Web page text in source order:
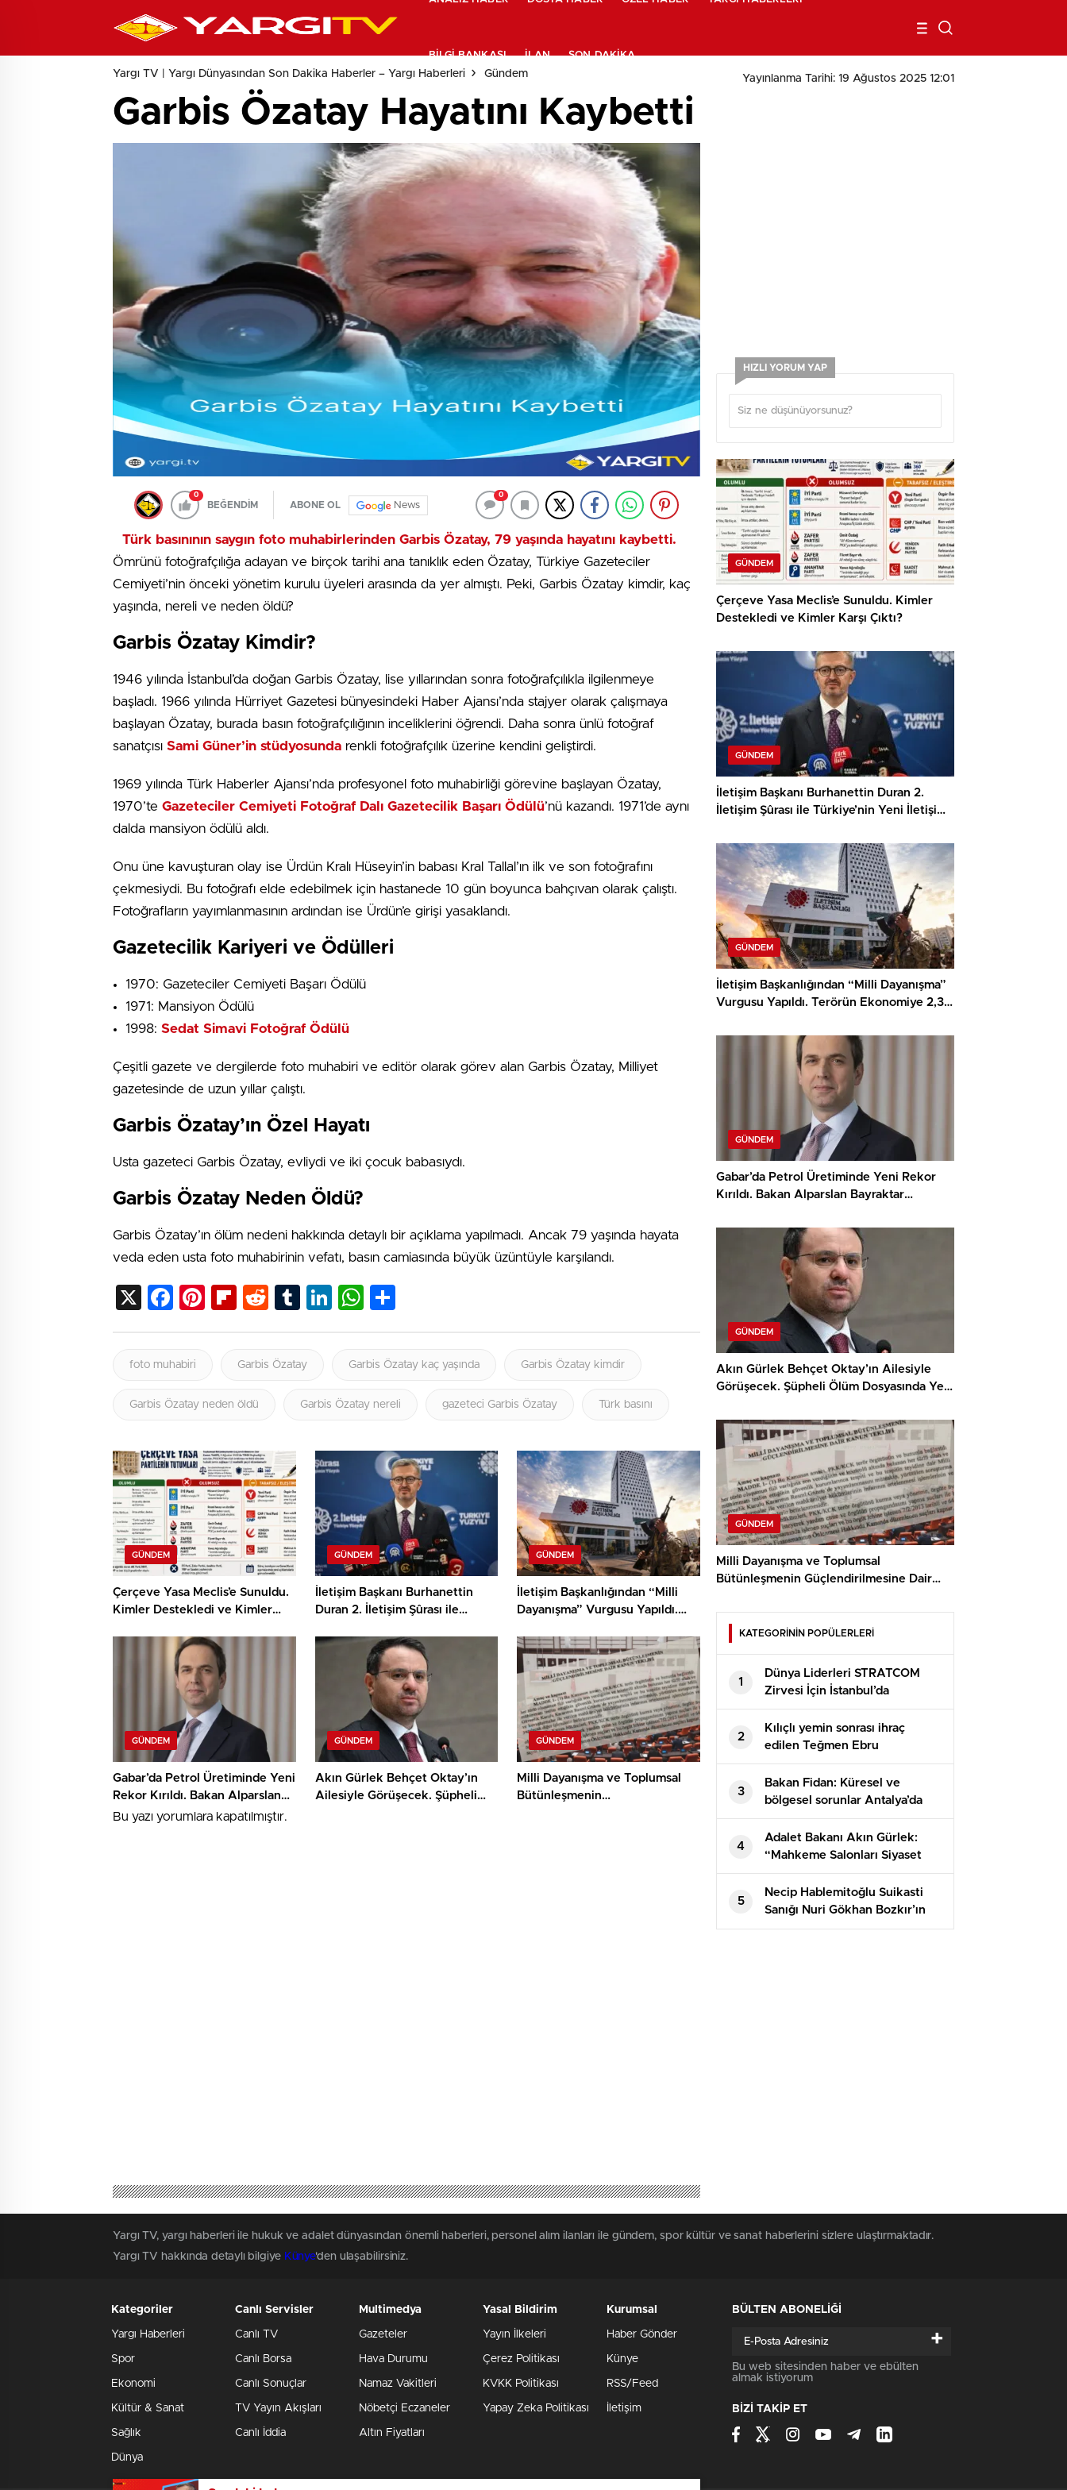
BILGI BANKASI İLAN SON DAKIKA
Yargı TV | Yargı Dünyasından Son Dakika Haberler – Yargı Haberleri Gündem Yayınlanma Tarihi: 19 Ağustos 2025 12:01
Garbis Özatay Hayatını Kaybetti
0
BEĞENDİM ABONE OL News
0
Türk basınının saygın foto muhabirlerinden Garbis Özatay, 79 yaşında hayatını kaybetti.
Ömrünü fotoğrafçılığa adayan ve birçok tarihi ana tanıklık eden Özatay, Türkiye Gazeteciler
Cemiyeti’nin önceki yönetim kurulu üyeleri arasında da yer almıştı. Peki, Garbis Özatay kimdir, kaç
yaşında, nereli ve neden öldü?
Garbis Özatay Kimdir?
1946 yılında İstanbul’da doğan Garbis Özatay, lise yıllarından sonra fotoğrafçılıkla ilgilenmeye
başladı. 1966 yılında Hürriyet Gazetesi bünyesindeki Haber Ajansı’nda stajyer olarak çalışmaya
başlayan Özatay, burada basın fotoğrafçılığının inceliklerini öğrendi. Daha sonra ünlü fotoğraf
sanatçısı Sami Güner’in stüdyosunda renkli fotoğrafçılık üzerine kendini geliştirdi.
1969 yılında Türk Haberler Ajansı’nda profesyonel foto muhabirliği görevine başlayan Özatay,
1970’te Gazeteciler Cemiyeti Fotoğraf Dalı Gazetecilik Başarı Ödülü’nü kazandı. 1971’de aynı
dalda mansiyon ödülü aldı.
Onu üne kavuşturan olay ise Ürdün Kralı Hüseyin’in babası Kral Tallal’ın ilk ve son fotoğrafını
çekmesiydi. Bu fotoğrafı elde edebilmek için hastanede 10 gün boyunca bahçıvan olarak çalıştı.
Fotoğrafların yayımlanmasının ardından ise Ürdün’e girişi yasaklandı.
Gazetecilik Kariyeri ve Ödülleri
1970: Gazeteciler Cemiyeti Başarı Ödülü
1971: Mansiyon Ödülü
1998: Sedat Simavi Fotoğraf Ödülü
Çeşitli gazete ve dergilerde foto muhabiri ve editör olarak görev alan Garbis Özatay, Milliyet
gazetesinde de uzun yıllar çalıştı.
Garbis Özatay’ın Özel Hayatı
Usta gazeteci Garbis Özatay, evliydi ve iki çocuk babasıydı.
Garbis Özatay Neden Öldü?
Garbis Özatay’ın ölüm nedeni hakkında detaylı bir açıklama yapılmadı. Ancak 79 yaşında hayata
veda eden usta foto muhabirinin vefatı, basın camiasında büyük üzüntüyle karşılandı.
X Facebook
Pinterest
Flipboard
RedditTumblr
LinkedIn
WhatsApp
foto muhabiri Garbis Özatay Garbis Özatay kaç yaşında Garbis Özatay kimdir
Garbis Özatay neden öldü Garbis Özatay nereli gazeteci Garbis Özatay Türk basını
GÜNDEM
Çerçeve Yasa Meclis’e Sunuldu.
Kimler Destekledi ve Kimler
GÜNDEM
İletişim Başkanı Burhanettin
Duran 2. İletişim Şûrası ile
Vizyonunu Açıkladı
GÜNDEM
İletişim Başkanlığından “Milli
Dayanışma” Vurgusu Yapıldı.
Dolarlık Maliyeti Anlatıldı.
GÜNDEM
Gabar’da Petrol Üretiminde Yeni
Rekor Kırıldı. Bakan Alparslan
Bayraktar Terörsüz Türkiye
GÜNDEM
Akın Gürlek Behçet Oktay’ın
Ailesiyle Görüşecek. Şüpheli
GÜNDEM
Milli Dayanışma ve Toplumsal
Bütünleşmenin
Bu yazı yorumlara kapatılmıştır.
HIZLI YORUM YAP
GÜNDEM
Çerçeve Yasa Meclis’e Sunuldu. Kimler
Destekledi ve Kimler Karşı Çıktı?
GÜNDEM
İletişim Başkanı Burhanettin Duran 2.
İletişim Şûrası ile Türkiye’nin Yeni İletişim
GÜNDEM
İletişim Başkanlığından “Milli Dayanışma”
Vurgusu Yapıldı. Terörün Ekonomiye 2,3
GÜNDEM
Gabar’da Petrol Üretiminde Yeni Rekor
Kırıldı. Bakan Alparslan Bayraktar
GÜNDEM
Akın Gürlek Behçet Oktay’ın Ailesiyle
Görüşecek. Şüpheli Ölüm Dosyasında Yeni
GÜNDEM
Milli Dayanışma ve Toplumsal
Bütünleşmenin Güçlendirilmesine Dair
KATEGORİNİN POPÜLERLERİ
1
Dünya Liderleri STRATCOM
Zirvesi İçin İstanbul’da
Buluşuyor
2
Kılıçlı yemin sonrası ihraç
edilen Teğmen Ebru
Eroğlu’nun iade talebi
reddedildi
3
Bakan Fidan: Küresel ve
bölgesel sorunlar Antalya’da
ortak akılla ele alınacak
4
Adalet Bakanı Akın Gürlek:
“Mahkeme Salonları Siyaset
Arenası Değildir”
5
Necip Hablemitoğlu Suikasti
Sanığı Nuri Gökhan Bozkır’ın
Tahliyesine Karar Verildi
Yargı TV, yargı haberleri ile hukuk ve adalet dünyasından önemli haberleri, personel alım ilanları ile gündem, spor kültür ve sanat haberlerini sizlere ulaştırmaktadır.
Yargı TV hakkında detaylı bilgiye Künye'den ulaşabilirsiniz.
Kategoriler
Yargı Haberleri
Spor
Ekonomi
Kültür & Sanat
Sağlık
Dünya
Canlı Servisler
Canlı TV
Canlı Borsa
Canlı Sonuçlar
TV Yayın Akışları
Canlı İddia
Multimedya
Gazeteler
Hava Durumu
Namaz Vakitleri
Nöbetçi Eczaneler
Altın Fiyatları
Yasal Bildirim
Yayın İlkeleri
Çerez Politikası
KVKK Politikası
Yapay Zeka Politikası
Kurumsal
Haber Gönder
Künye
RSS/Feed
İletişim
BÜLTEN ABONELİĞİ
+
Bu web sitesinden haber ve ebülten
almak istiyorum
BİZİ TAKİP ET